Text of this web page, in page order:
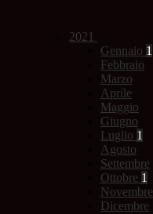
2021
Gennaio 1
Febbraio
Marzo
Aprile
Maggio
Giugno
Luglio 1
Agosto
Settembre
Ottobre 1
Novembre
Dicembre